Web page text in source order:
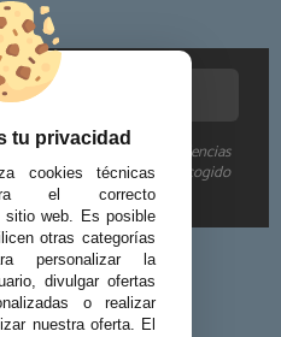
novedades y tendencias
cuando quiera según lo recogido
tu privacidad
cookies técnicas
el correcto
sitio web. Es posible
otras categorías
personalizar la
divulgar ofertas
o realizar
nuestra oferta. El